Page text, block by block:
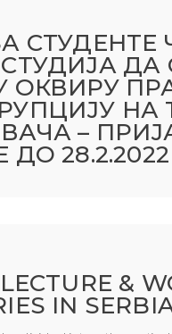
СТУДЕНТЕ
ОКВИРУ
НА
–
ДО 28.2.2022
&
IN